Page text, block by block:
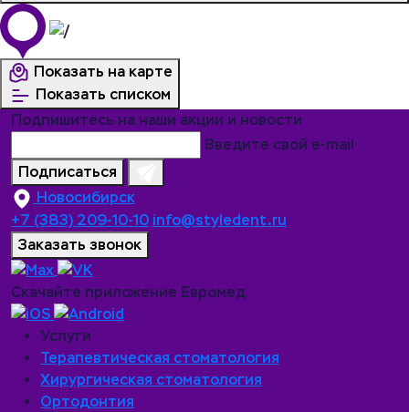
Показать на карте
Показать списком
Подпишитесь на наши акции и новости
Введите свой e-mail
Подписаться
Новосибирск
+7 (383) 209-10-10 info@styledent.ru
Заказать звонок
Скачайте приложение Евромед
Услуги
Терапевтическая стоматология
Хирургическая стоматология
Ортодонтия